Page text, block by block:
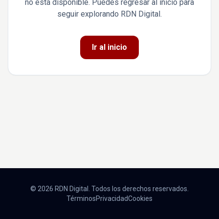
no está disponible. Puedes regresar al inicio para
seguir explorando RDN Digital.
Ir al inicio
© 2026 RDN Digital. Todos los derechos reservados.
TérminosPrivacidadCookies